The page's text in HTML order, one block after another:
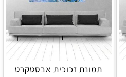
תמונת זכוכית אבסטקרט